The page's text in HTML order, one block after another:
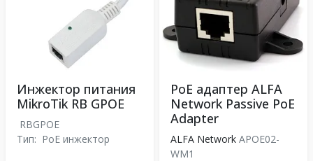
Инжектор питания
MikroTik RB GPOE
RBGPOE
Тип: PoE инжектор
PoE адаптер ALFA
Network Passive PoE
Adapter
ALFA Network APOE02-
WM1